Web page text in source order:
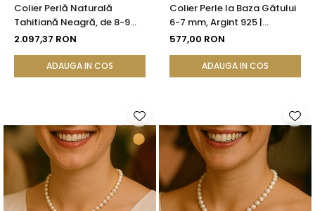
Colier Perlă Naturală
Tahitiană Neagră, de 8-9
mm, AAA, Aur Galben 14K cu
2.097,37 RON
ADAUGA IN COS
Colier Perle la Baza Gâtului
6-7 mm, Argint 925 |
KASKADDA®
577,00 RON
ADAUGA IN COS